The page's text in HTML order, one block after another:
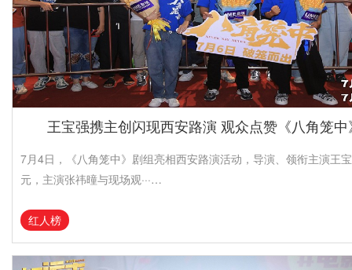
王宝强携主创闪现西安路演 观众点赞《八角笼中
7月4日，《八角笼中》剧组亮相西安路演活动，导演、领衔主演王
元，主演张祎曈与现场观···…
红人榜